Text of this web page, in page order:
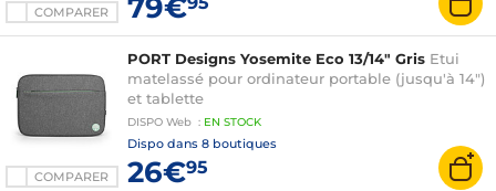
COMPARER 79€
COMPARER
PORT Designs Yosemite Eco 13/14" Gris Etui
matelassé pour ordinateur portable (jusqu'à 14")
et tablette
DISPO Web : EN STOCK
Dispo dans 8 boutiques
26€95